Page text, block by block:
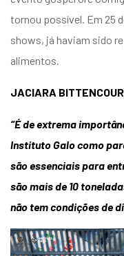
tornou possível. Em 25
shows, já haviam sido
alimentos.
JACIARA
“É de extrema
Instituto Galo como
são essenciais para
são mais de 10
não tem condições de